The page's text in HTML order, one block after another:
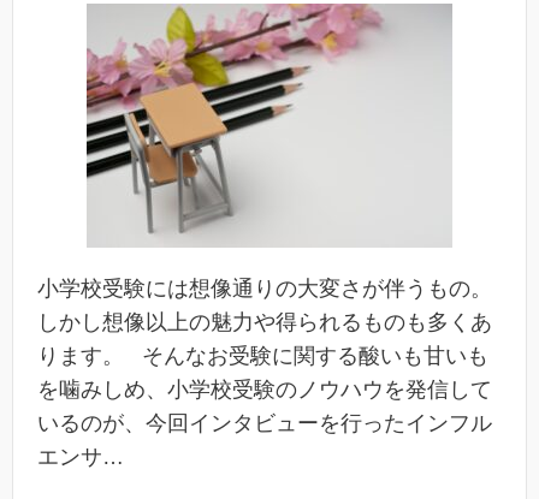
小学校受験には想像通りの大変さが伴うもの。
しかし想像以上の魅力や得られるものも多くあ
ります。 そんなお受験に関する酸いも甘いも
を噛みしめ、小学校受験のノウハウを発信して
いるのが、今回インタビューを行ったインフル
エンサ…